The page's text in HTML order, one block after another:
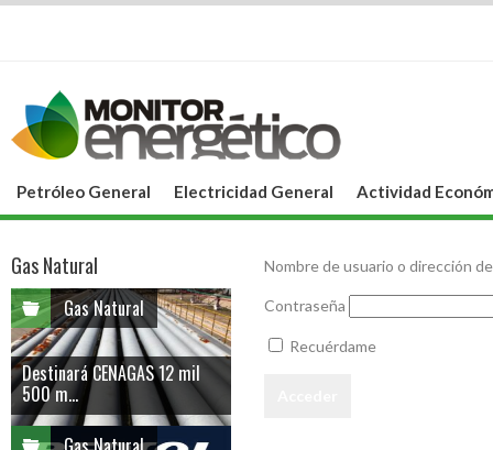
Petróleo General Electricidad General Actividad
Nombre de usuario o dirección
Contraseña
Recuérdame
Gas Natural
Gas Natural
Destinará CENAGAS 12 mil
500 m...